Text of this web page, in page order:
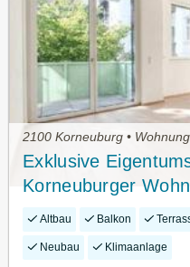
2100 Korneuburg •
Exklusive
Korneuburger
Altbau Balkon
Neubau Klimaanlage